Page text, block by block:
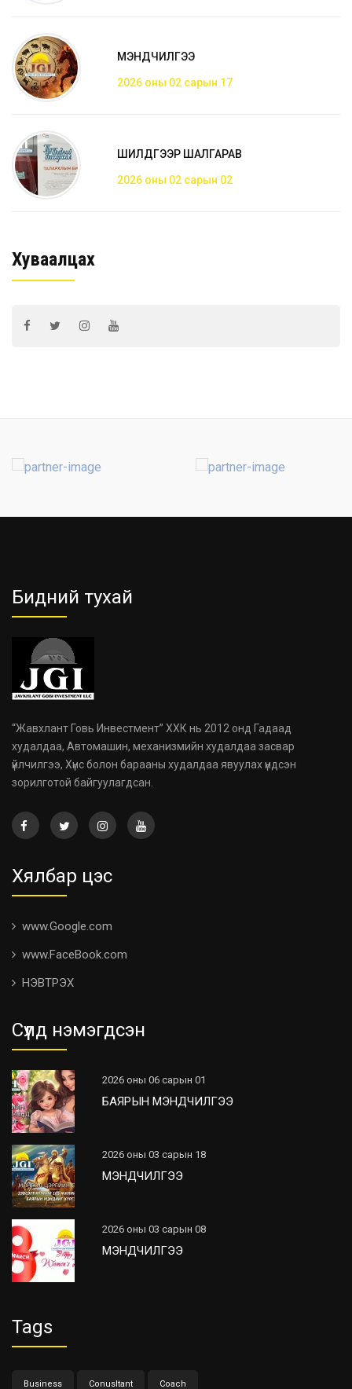
МЭНДЧИЛГЭЭ
2026 оны 02 сарын 17
ШИЛДГЭЭР ШАЛГАРАВ
2026 оны 02 сарын 02
Хуваалцах
Бидний тухай
“Жавхлант Говь Инвестмент” ХХК нь 2012 онд Гадаад
худалдаа, Автомашин, механизмийн худалдаа засвар
үйлчилгээ, Хүнс болон барааны худалдаа явуулах үндсэн
зорилготой байгуулагдсан.
Хялбар цэс
www.Google.com
www.FaceBook.com
НЭВТРЭХ
Сүүлд нэмэгдсэн
2026 оны 06 сарын 01
БАЯРЫН МЭНДЧИЛГЭЭ
2026 оны 03 сарын 18
МЭНДЧИЛГЭЭ
2026 оны 03 сарын 08
МЭНДЧИЛГЭЭ
Tags
Business Conusltant Coach